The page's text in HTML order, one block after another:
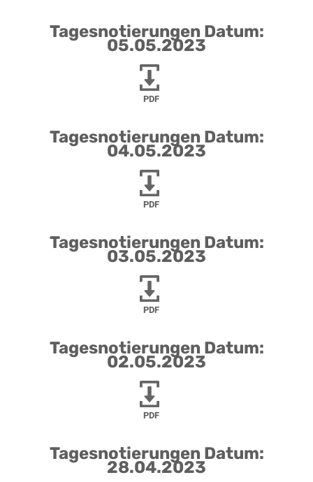
Tagesnotierungen Datum:
05.05.2023
PDF
Tagesnotierungen Datum:
04.05.2023
PDF
Tagesnotierungen Datum:
03.05.2023
PDF
Tagesnotierungen Datum:
02.05.2023
PDF
Tagesnotierungen Datum:
28.04.2023